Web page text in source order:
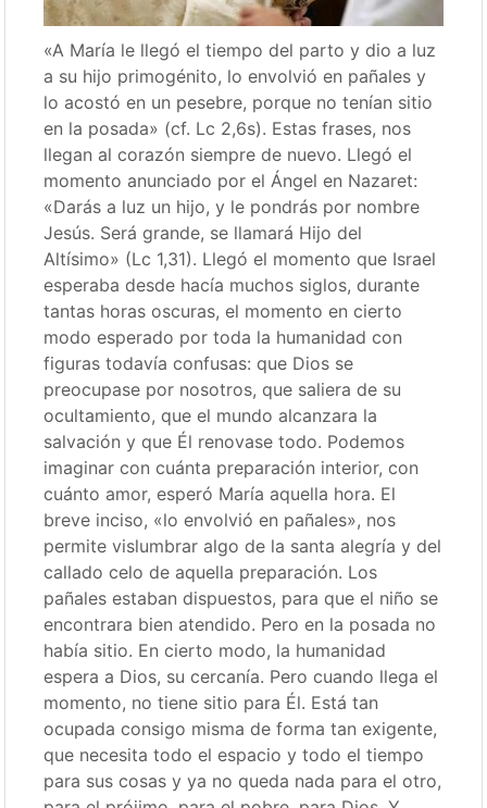
«A María le llegó el tiempo del parto y dio a luz
a su hijo primogénito, lo envolvió en pañales y
lo acostó en un pesebre, porque no tenían sitio
en la posada» (cf. Lc 2,6s). Estas frases, nos
llegan al corazón siempre de nuevo. Llegó el
momento anunciado por el Ángel en Nazaret:
«Darás a luz un hijo, y le pondrás por nombre
Jesús. Será grande, se llamará Hijo del
Altísimo» (Lc 1,31). Llegó el momento que Israel
esperaba desde hacía muchos siglos, durante
tantas horas oscuras, el momento en cierto
modo esperado por toda la humanidad con
figuras todavía confusas: que Dios se
preocupase por nosotros, que saliera de su
ocultamiento, que el mundo alcanzara la
salvación y que Él renovase todo. Podemos
imaginar con cuánta preparación interior, con
cuánto amor, esperó María aquella hora. El
breve inciso, «lo envolvió en pañales», nos
permite vislumbrar algo de la santa alegría y del
callado celo de aquella preparación. Los
pañales estaban dispuestos, para que el niño se
encontrara bien atendido. Pero en la posada no
había sitio. En cierto modo, la humanidad
espera a Dios, su cercanía. Pero cuando llega el
momento, no tiene sitio para Él. Está tan
ocupada consigo misma de forma tan exigente,
que necesita todo el espacio y todo el tiempo
para sus cosas y ya no queda nada para el otro,